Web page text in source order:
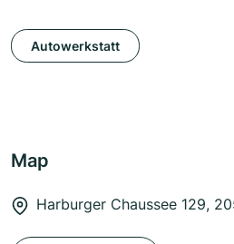
Autowerkstatt
Map
Harburger Chaussee 129,